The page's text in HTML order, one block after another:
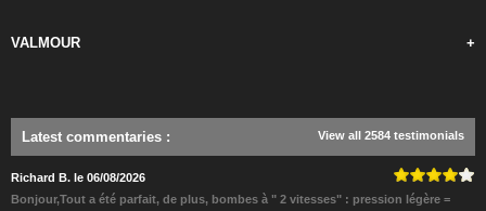
VALMOUR +
Latest commentaries : View all 2584 testimonials
Richard B. le 06/08/2026
Bonjour,Tout a été parfait, de plus, bombes à " 2 vitesses" : pression légère =